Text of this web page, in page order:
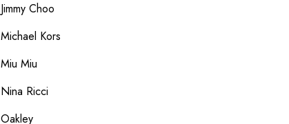
Jimmy Choo
Michael Kors
Miu Miu
Nina Ricci
Oakley